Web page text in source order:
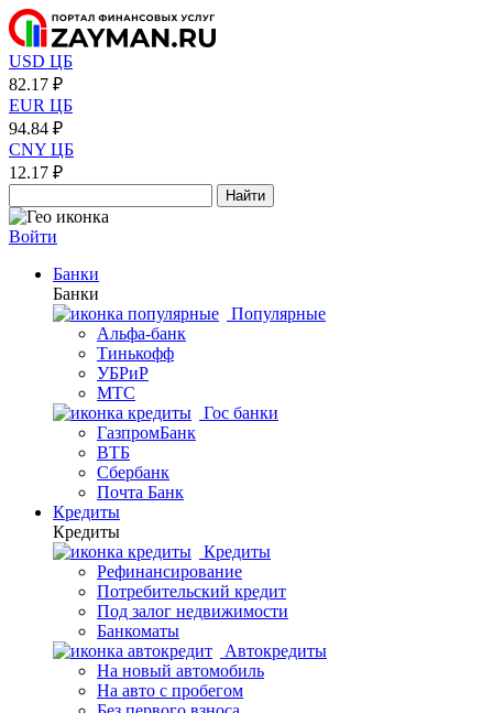
USD ЦБ
82.17 ₽
EUR ЦБ
94.84 ₽
CNY ЦБ
12.17 ₽
Найти
Войти
Банки
Банки
Популярные
Альфа-банк
Тинькофф
УБРиР
МТС
Гос банки
ГазпромБанк
ВТБ
Сбербанк
Почта Банк
Кредиты
Кредиты
Кредиты
Рефинансирование
Потребительский кредит
Под залог недвижимости
Банкоматы
Автокредиты
На новый автомобиль
На авто с пробегом